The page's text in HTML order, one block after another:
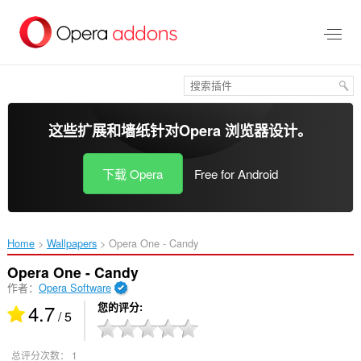
这些扩展和墙纸针对Opera 浏览器设计。
下载 Opera Free for Android
Home Wallpapers Opera One - Candy‎
Opera One - Candy
作者： Opera Software
4.7/ 5 您的评分
总评分次数： 1